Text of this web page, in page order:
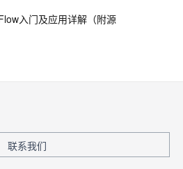
入门及应用详解（附源
联系我们